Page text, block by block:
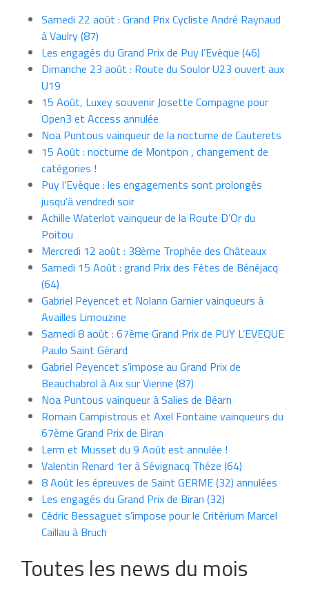
Samedi 22 août : Grand Prix Cycliste André Raynaud
à Vaulry (87)
Les engagés du Grand Prix de Puy l’Evèque (46)
Dimanche 23 août : Route du Soulor U23 ouvert aux
U19
15 Août, Luxey souvenir Josette Compagne pour
Open3 et Access annulée
Noa Puntous vainqueur de la nocturne de Cauterets
15 Août : nocturne de Montpon , changement de
catégories !
Puy l’Evèque : les engagements sont prolongés
jusqu’à vendredi soir
Achille Waterlot vainqueur de la Route D’Or du
Poitou
Mercredi 12 août : 38ème Trophée des Châteaux
Samedi 15 Août : grand Prix des Fêtes de Bénéjacq
(64)
Gabriel Peyencet et Nolann Garnier vainqueurs à
Availles Limouzine
Samedi 8 août : 67ème Grand Prix de PUY L’EVEQUE
Paulo Saint Gérard
Gabriel Peyencet s’impose au Grand Prix de
Beauchabrol à Aix sur Vienne (87)
Noa Puntous vainqueur à Salies de Béarn
Romain Campistrous et Axel Fontaine vainqueurs du
67ème Grand Prix de Biran
Lerm et Musset du 9 Août est annulée !
Valentin Renard 1er à Sévignacq Théze (64)
8 Août les épreuves de Saint GERME (32) annulées
Les engagés du Grand Prix de Biran (32)
Cédric Bessaguet s’impose pour le Critérium Marcel
Caillau à Bruch
Toutes les news du mois